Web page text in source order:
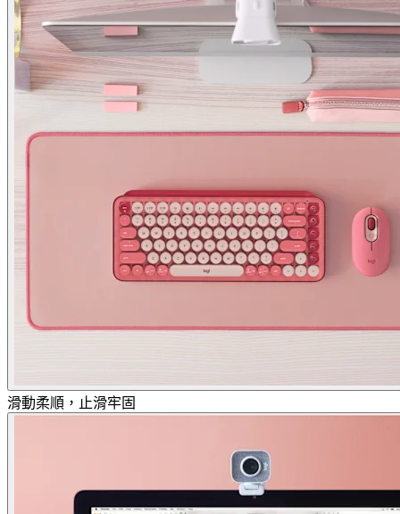
滑動柔順，止滑牢固